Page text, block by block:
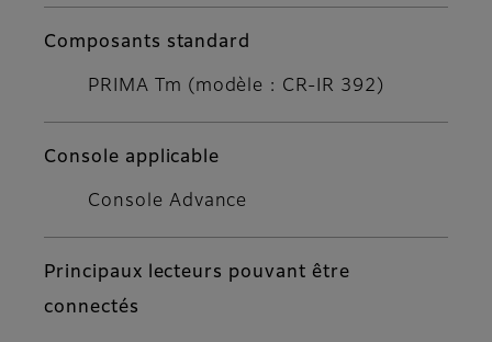
Composants standard
PRIMA Tm (modèle : CR-IR 392)
Console applicable
Console Advance
Principaux lecteurs pouvant être
connectés